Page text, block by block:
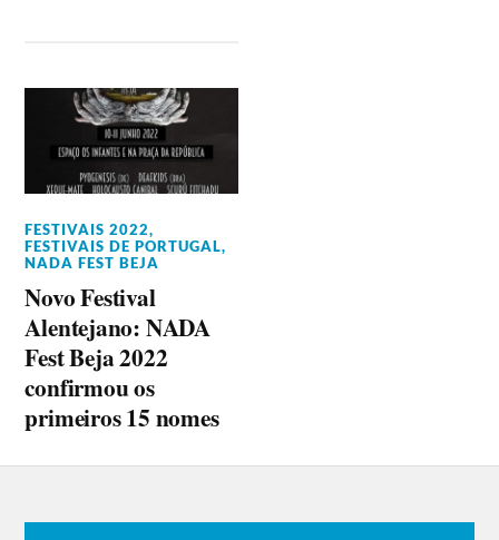
FESTIVAIS 2022,
FESTIVAIS DE PORTUGAL,
NADA FEST BEJA
Novo Festival
Alentejano: NADA
Fest Beja 2022
confirmou os
primeiros 15 nomes